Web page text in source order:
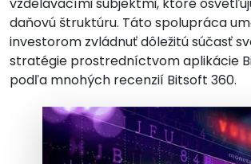
vzdelávacími subjektmi, ktoré
daňovú štruktúru. Táto spolupráca
investorom zvládnuť dôležitú súčasť
stratégie prostredníctvom aplikácie
podľa mnohých recenzií Bitsoft 360.